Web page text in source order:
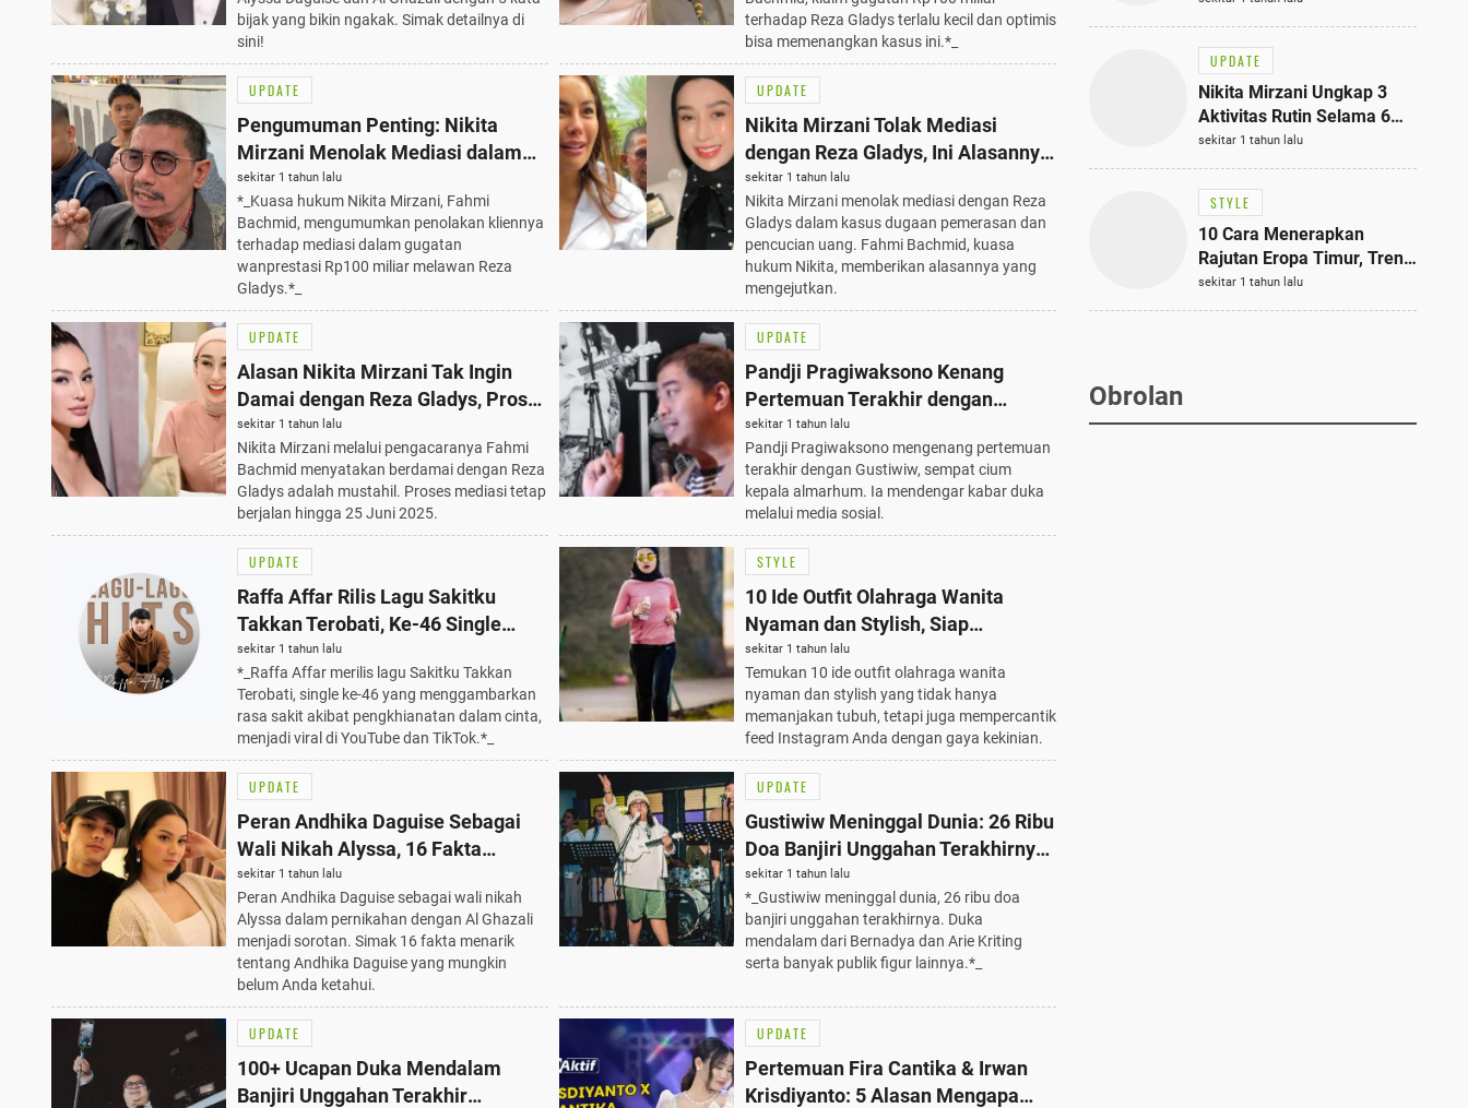
bijak yang bikin ngakak. Simak detailnya di
sini!
terhadap Reza Gladys terlalu kecil dan optimis
bisa memenangkan kasus ini.*_
UPDATE
Pengumuman Penting: Nikita
Mirzani Menolak Mediasi dalam
Gugatan Wanprestasi Rp100 Miliar
sekitar 1 tahun lalu
*_Kuasa hukum Nikita Mirzani, Fahmi
Bachmid, mengumumkan penolakan kliennya
terhadap mediasi dalam gugatan
wanprestasi Rp100 miliar melawan Reza
Gladys.*_
UPDATE
Nikita Mirzani Tolak Mediasi
dengan Reza Gladys, Ini Alasannya
yang Mengejutkan 2025
sekitar 1 tahun lalu
Nikita Mirzani menolak mediasi dengan Reza
Gladys dalam kasus dugaan pemerasan dan
pencucian uang. Fahmi Bachmid, kuasa
hukum Nikita, memberikan alasannya yang
mengejutkan.
UPDATE
Alasan Nikita Mirzani Tak Ingin
Damai dengan Reza Gladys, Proses
Mediasi 25 Juni 2025 Mengejutkan
sekitar 1 tahun lalu
Nikita Mirzani melalui pengacaranya Fahmi
Bachmid menyatakan berdamai dengan Reza
Gladys adalah mustahil. Proses mediasi tetap
berjalan hingga 25 Juni 2025.
UPDATE
Pandji Pragiwaksono Kenang
Pertemuan Terakhir dengan
Gustiwiw, Sempat Cium Kepala
Almarhum 15 Juni 2025
sekitar 1 tahun lalu
Pandji Pragiwaksono mengenang pertemuan
terakhir dengan Gustiwiw, sempat cium
kepala almarhum. Ia mendengar kabar duka
melalui media sosial.
UPDATE
Raffa Affar Rilis Lagu Sakitku
Takkan Terobati, Ke-46 Single
dengan Pesan Kuat tentang
Pengkhianatan Cinta
sekitar 1 tahun lalu
*_Raffa Affar merilis lagu Sakitku Takkan
Terobati, single ke-46 yang menggambarkan
rasa sakit akibat pengkhianatan dalam cinta,
menjadi viral di YouTube dan TikTok.*_
STYLE
10 Ide Outfit Olahraga Wanita
Nyaman dan Stylish, Siap
Percantik Feed Instagram dengan
Gaya Kekinian
sekitar 1 tahun lalu
Temukan 10 ide outfit olahraga wanita
nyaman dan stylish yang tidak hanya
memanjakan tubuh, tetapi juga mempercantik
feed Instagram Anda dengan gaya kekinian.
UPDATE
Peran Andhika Daguise Sebagai
Wali Nikah Alyssa, 16 Fakta
Menarik yang Wajib Tahu
sekitar 1 tahun lalu
Peran Andhika Daguise sebagai wali nikah
Alyssa dalam pernikahan dengan Al Ghazali
menjadi sorotan. Simak 16 fakta menarik
tentang Andhika Daguise yang mungkin
belum Anda ketahui.
UPDATE
Gustiwiw Meninggal Dunia: 26 Ribu
Doa Banjiri Unggahan Terakhirnya,
Duka Mendalam dari Bernadya dan
Arie Kriting
sekitar 1 tahun lalu
*_Gustiwiw meninggal dunia, 26 ribu doa
banjiri unggahan terakhirnya. Duka
mendalam dari Bernadya dan Arie Kriting
serta banyak publik figur lainnya.*_
UPDATE
100+ Ucapan Duka Mendalam
Banjiri Unggahan Terakhir
UPDATE
Pertemuan Fira Cantika & Irwan
Krisdiyanto: 5 Alasan Mengapa
10 Thailand
UPDATE
Nikita Mirzani Ungkap 3
Aktivitas Rutin Selama 6
Bulan di Rutan Pondok
Bambu, Terungkap!
sekitar 1 tahun lalu
STYLE
10 Cara Menerapkan
Rajutan Eropa Timur, Tren
Mode Terbaik dan Paling
Dicari 2023
sekitar 1 tahun lalu
Obrolan